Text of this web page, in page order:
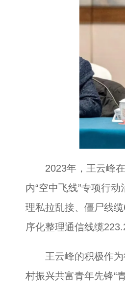
2023年，王云峰在
内“空中飞线”专项行
理私拉乱接、僵尸线
序化整理通信线缆
王云峰的积极作为
村振兴共富青年先锋“